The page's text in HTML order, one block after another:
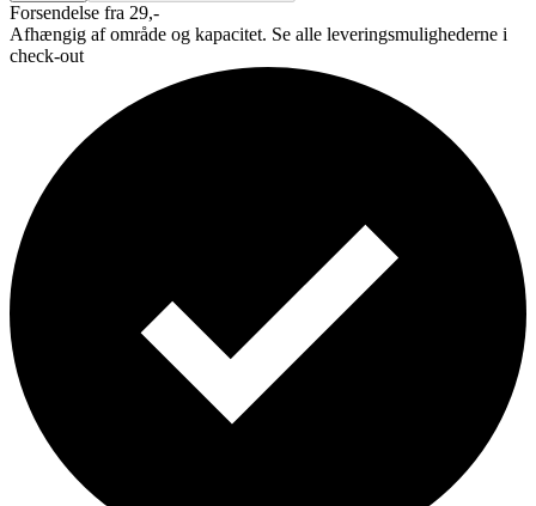
Forsendelse fra 29,-
Afhængig af område og kapacitet. Se alle leveringsmulighederne i
check-out